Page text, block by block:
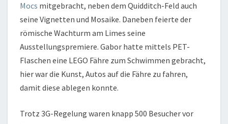
Mocs mitgebracht, neben dem Quidditch-Feld auch
seine Vignetten und Mosaike. Daneben feierte der
römische Wachturm am Limes seine
Ausstellungspremiere. Gabor hatte mittels PET-
Flaschen eine LEGO Fähre zum Schwimmen gebracht,
hier war die Kunst, Autos auf die Fähre zu fahren,
damit diese ablegen konnte.
Trotz 3G-Regelung waren knapp 500 Besucher vor